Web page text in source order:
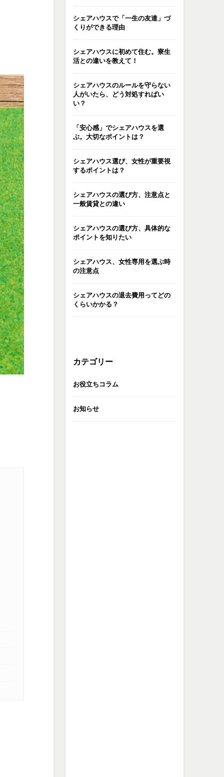
シェアハウスで「一生の友達」づ
くりができる理由
シェアハウスに初めて住む。寮生
活との違いを教えて！
シェアハウスのルールを守らない
人がいたら、どう対処すればい
い？
「安心感」でシェアハウスを選
ぶ。大切なポイントは？
シェアハウス選び、女性が重要視
するポイントは？
シェアハウスの選び方、注意点と
一般賃貸との違い
シェアハウスの選び方、具体的な
ポイントを知りたい
シェアハウス、女性専用を選ぶ時
の注意点
シェアハウスの退去費用ってどの
くらいかかる？
カテゴリー
お役立ちコラム
お知らせ